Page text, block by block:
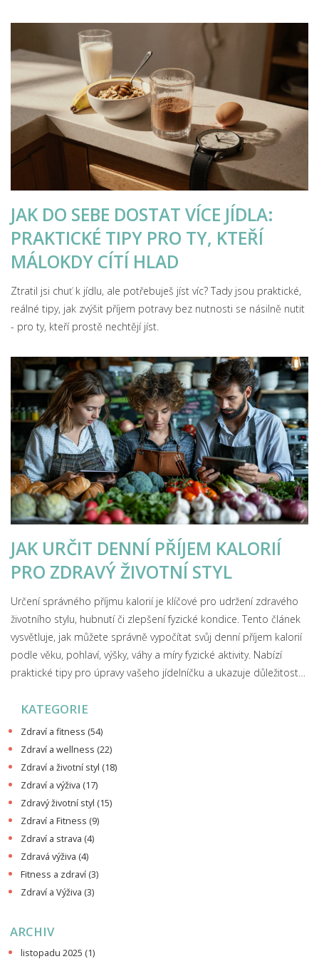
JAK DO SEBE DOSTAT VÍCE JÍDLA:
PRAKTICKÉ TIPY PRO TY, KTEŘÍ
MÁLOKDY CÍTÍ HLAD
Ztratil jsi chuť k jídlu, ale potřebuješ jíst víc? Tady jsou praktické,
reálné tipy, jak zvýšit příjem potravy bez nutnosti se násilně nutit
- pro ty, kteří prostě nechtějí jíst.
JAK URČIT DENNÍ PŘÍJEM KALORIÍ
PRO ZDRAVÝ ŽIVOTNÍ STYL
Určení správného příjmu kalorií je klíčové pro udržení zdravého
životního stylu, hubnutí či zlepšení fyzické kondice. Tento článek
vysvětluje, jak můžete správně vypočítat svůj denní příjem kalorií
podle věku, pohlaví, výšky, váhy a míry fyzické aktivity. Nabízí
praktické tipy pro úpravy vašeho jídelníčku a ukazuje důležitost
KATEGORIE
Zdraví a fitness (54)
Zdraví a wellness (22)
Zdraví a životní styl (18)
Zdraví a výživa (17)
Zdravý životní styl (15)
Zdraví a Fitness (9)
Zdraví a strava (4)
Zdravá výživa (4)
Fitness a zdraví (3)
Zdraví a Výživa (3)
ARCHIV
listopadu 2025 (1)